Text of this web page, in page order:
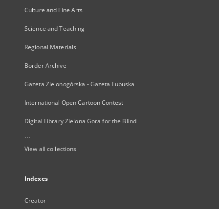
Culture and Fine Arts
Science and Teaching
Regional Materials
Border Archive
Gazeta Zielonogórska - Gazeta Lubuska
International Open Cartoon Contest
Digital Library Zielona Gora for the Blind
...
View all collections
Indexes
Creator